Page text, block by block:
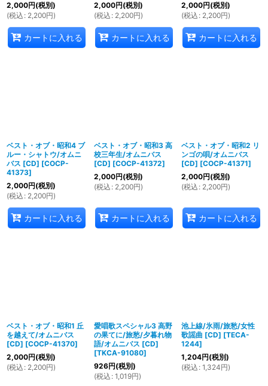
2,000円(税別)
(税込 : 2,200円)
カートに入れる
2,000円(税別)
(税込 : 2,200円)
カートに入れる
2,000円(税別)
(税込 : 2,200円)
カートに入れる
ベスト・オブ・昭和4 ブ
ルー・シャトウ/オムニ
バス [CD] [COCP-
41373]
2,000円(税別)
(税込 : 2,200円)
カートに入れる
ベスト・オブ・昭和3 高
校三年生/オムニバス
[CD] [COCP-41372]
2,000円(税別)
(税込 : 2,200円)
カートに入れる
ベスト・オブ・昭和2 リ
ンゴの唄/オムニバス
[CD] [COCP-41371]
2,000円(税別)
(税込 : 2,200円)
カートに入れる
ベスト・オブ・昭和1 丘
を越えて/オムニバス
[CD] [COCP-41370]
2,000円(税別)
(税込 : 2,200円)
愛唱歌スペシャル3 高野
の果てに/旅愁/夕暮れ物
語/オムニバス [CD]
[TKCA-91080]
926円(税別)
(税込 : 1,019円)
池上線/氷雨/旅愁/女性
歌謡曲 [CD] [TECA-
1244]
1,204円(税別)
(税込 : 1,324円)